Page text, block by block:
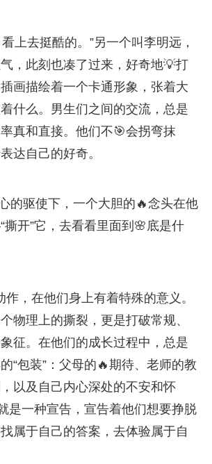
上去挺酷的。”另一个叫李明远，
，此刻也凑了过来，好奇地💡打
画描绘着一个卡通形象，张着大
什么。男生们之间的交流，总是
真和直接。他们不🎯会拐弯抹
达自己的好奇。
的驱使下，一个大胆的🔥念头在他
开”它，去看看里面到🌸底是什
作，在他们身上有着特殊的意义。
物理上的撕裂，更是打破常规、
征。在他们的成长过程中，总是
“包装”：父母的🔥期待、老师的教
以及自己内心深处的不安和怀
是一种宣告，宣告着他们想要挣脱
属于自己的答案，去体验属于自